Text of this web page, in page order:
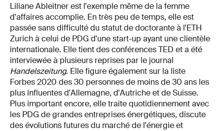
Liliane Ableitner est l'exemple même de la femme
d'affaires accomplie. En très peu de temps, elle est
passée sans difficulté du statut de doctorante à l'ETH
Zurich à celui de PDG d'une start-up ayant une clientèle
internationale. Elle tient des conférences TED et a été
interviewée à plusieurs reprises par le journal
Handelszeitung. Elle figure également sur la liste
Forbes 2020 des 30 personnes de moins de 30 ans les
plus influentes d'Allemagne, d'Autriche et de Suisse.
Plus important encore, elle traite quotidiennement avec
les PDG de grandes entreprises énergétiques, discute
des évolutions futures du marché de l'énergie et